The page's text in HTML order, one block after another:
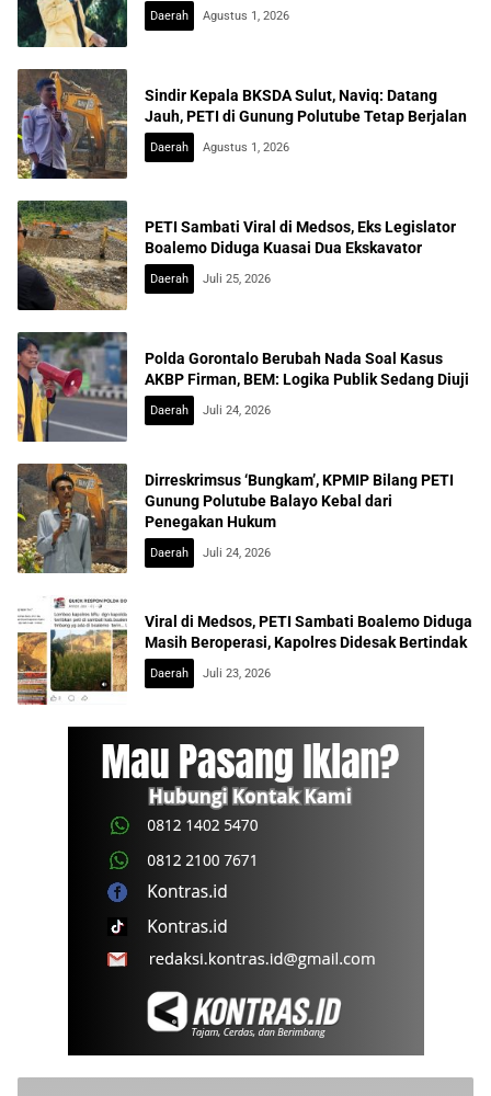
Daerah Agustus 1, 2026
Sindir Kepala BKSDA Sulut, Naviq: Datang
Jauh, PETI di Gunung Polutube Tetap Berjalan
Daerah Agustus 1, 2026
PETI Sambati Viral di Medsos, Eks Legislator
Boalemo Diduga Kuasai Dua Ekskavator
Daerah Juli 25, 2026
Polda Gorontalo Berubah Nada Soal Kasus
AKBP Firman, BEM: Logika Publik Sedang Diuji
Daerah Juli 24, 2026
Dirreskrimsus ‘Bungkam’, KPMIP Bilang PETI
Gunung Polutube Balayo Kebal dari
Penegakan Hukum
Daerah Juli 24, 2026
Viral di Medsos, PETI Sambati Boalemo Diduga
Masih Beroperasi, Kapolres Didesak Bertindak
Daerah Juli 23, 2026